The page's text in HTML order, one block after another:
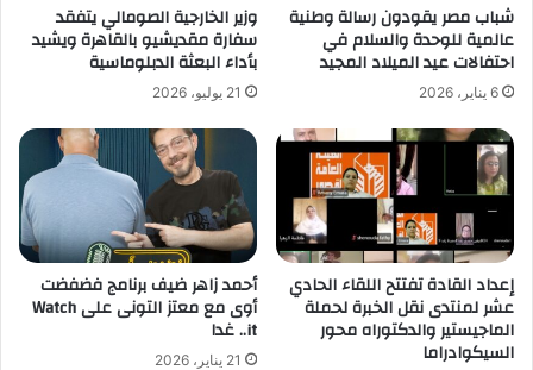
شباب مصر يقودون رسالة وطنية
عالمية للوحدة والسلام في
احتفالات عيد الميلاد المجيد
6 يناير، 2026
وزير الخارجية الصومالي يتفقد
سفارة مقديشيو بالقاهرة ويشيد
بأداء البعثة الدبلوماسية
21 يوليو، 2026
إعداد القادة تفتتح اللقاء الحادي
عشر لمنتدى نقل الخبرة لحملة
الماجيستير والدكتوراه محور
السيكوادراما
أحمد زاهر ضيف برنامج فضفضت
أوى مع معتز التونى على Watch
it.. غدا
21 يناير، 2026